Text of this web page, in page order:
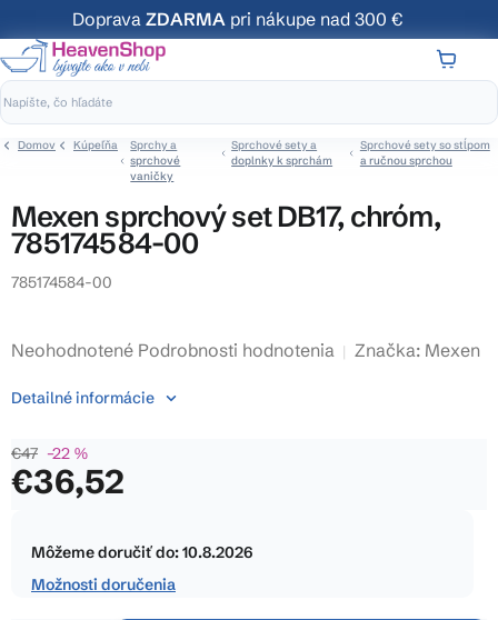
na
obsah
Doprava ZDARMA pri nákupe nad 300 €
Domov Kúpeľňa
Sprchy a
sprchové
vaničky
Sprchové sety a
doplnky k sprchám
Sprchové sety so stĺpom
a ručnou sprchou
Mexen sprchový set DB17, chróm,
785174584-00
785174584-00
Priemerné
produktu
0,0
z
Neohodnotené Podrobnosti hodnotenia Značka: Mexen
€47 –22 %
€36,52
cena:
Môžeme doručiť do:10.8.2026
Možnosti doručenia
Detailné informácie